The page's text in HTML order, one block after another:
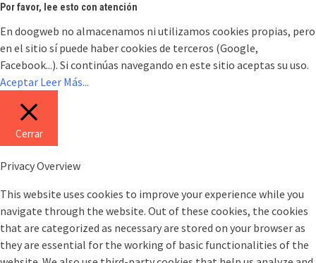
Por favor, lee esto con atención
En doogweb no almacenamos ni utilizamos cookies propias, pero
en el sitio sí puede haber cookies de terceros (Google,
Facebook...). Si continúas navegando en este sitio aceptas su uso.
Aceptar Leer Más...
Cerrar
Privacy Overview
This website uses cookies to improve your experience while you
navigate through the website. Out of these cookies, the cookies
that are categorized as necessary are stored on your browser as
they are essential for the working of basic functionalities of the